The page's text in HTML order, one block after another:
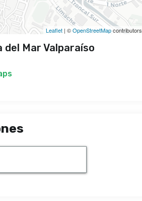
Leaflet | ©OpenStreetMapcontributors
del Mar Valparaíso